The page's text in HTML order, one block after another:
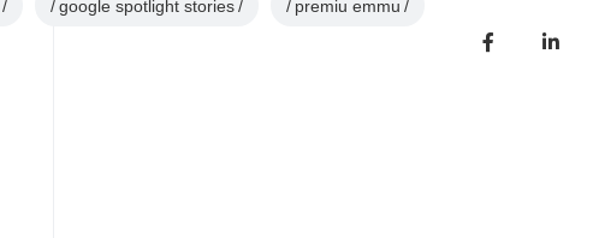
google spotlight stories premiu emmu